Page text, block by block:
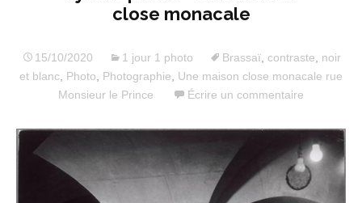
close monacale
15/10/2020 1 jour 1 photo Brassaï, contraste
noir
et blanc Photo Photographie
Une maison close monacale rue
Monsieur le Prince
Écrire un commentaire